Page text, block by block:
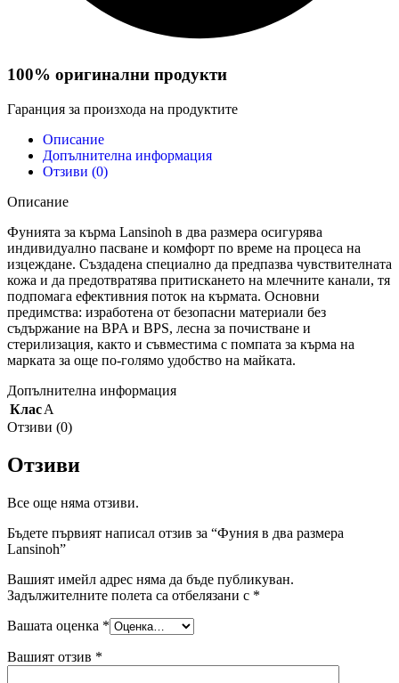
100% оригинални продукти
Гаранция за произхода на продуктите
Описание
Допълнителна информация
Отзиви (0)
Описание
Фунията за кърма Lansinoh в два размера осигурява
индивидуално пасване и комфорт по време на процеса на
изцеждане. Създадена специално да предпазва чувствителната
кожа и да предотвратява притискането на млечните канали, тя
подпомага ефективния поток на кърмата. Основни
предимства: изработена от безопасни материали без
съдържание на BPA и BPS, лесна за почистване и
стерилизация, както и съвместима с помпата за кърма на
марката за още по-голямо удобство на майката.
Допълнителна информация
КласA
Отзиви (0)
Отзиви
Все още няма отзиви.
Бъдете първият написал отзив за “Фуния в два размера
Lansinoh”
Вашият имейл адрес няма да бъде публикуван.
Задължителните полета са отбелязани с *
Вашата оценка *
Вашият отзив *